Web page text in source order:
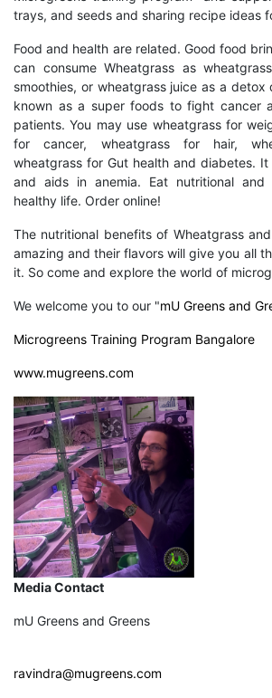
trays, and seeds and sharing recipe ideas
Food and health are related. Good food
can consume Wheatgrass as
smoothies, or wheatgrass juice as a detox
known as a super foods to fight cancer
patients. You may use wheatgrass for
for cancer, wheatgrass for hair,
wheatgrass for Gut health and diabetes.
and aids in anemia. Eat nutritional
healthy life. Order online!
The nutritional benefits of Wheatgrass
amazing and their flavors will give you all
it. So come and explore the world of
We welcome you to our "mU Greens and
Microgreens Training Program Bangalore
www.mugreens.com
Media Contact
mU Greens and Greens
ravindra@mugreens.com